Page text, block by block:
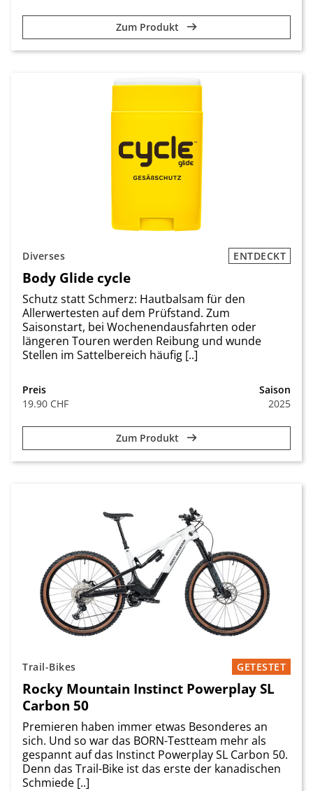
Zum Produkt
Diverses ENTDECKT
Body Glide cycle
Schutz statt Schmerz: Hautbalsam für den
Allerwertesten auf dem Prüfstand. Zum
Saisonstart, bei Wochenendausfahrten oder
längeren Touren werden Reibung und wunde
Stellen im Sattelbereich häufig [..]
Preis
19.90 CHF
Saison
2025
Zum Produkt
Trail-Bikes GETESTET
Rocky Mountain Instinct Powerplay SL
Carbon 50
Premieren haben immer etwas Besonderes an
sich. Und so war das BORN-Testteam mehr als
gespannt auf das Instinct Powerplay SL Carbon 50.
Denn das Trail-Bike ist das erste der kanadischen
Schmiede [..]